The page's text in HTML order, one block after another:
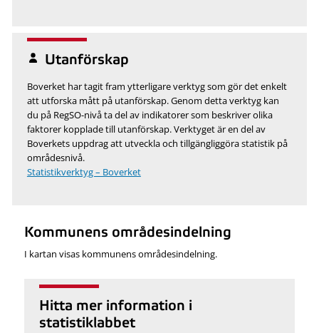
Utanförskap
Boverket har tagit fram ytterligare verktyg som gör det enkelt
att utforska mått på utanförskap. Genom detta verktyg kan
du på RegSO-nivå ta del av indikatorer som beskriver olika
faktorer kopplade till utanförskap. Verktyget är en del av
Boverkets uppdrag att utveckla och tillgängliggöra statistik på
områdesnivå.
Statistikverktyg – Boverket
Kommunens områdesindelning
I kartan visas kommunens områdesindelning.
Hitta mer information i
statistiklabbet